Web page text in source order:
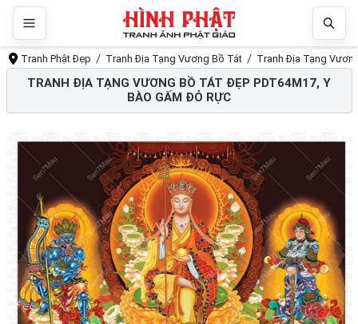
Tranh Phật Đẹp Tranh Địa Tạng Vương Bồ Tát Tranh Địa Tạng
TRANH ĐỊA TẠNG VƯƠNG BỒ TÁT ĐẸP PDT64M17, Y
BÀO GẤM ĐỎ RỰC